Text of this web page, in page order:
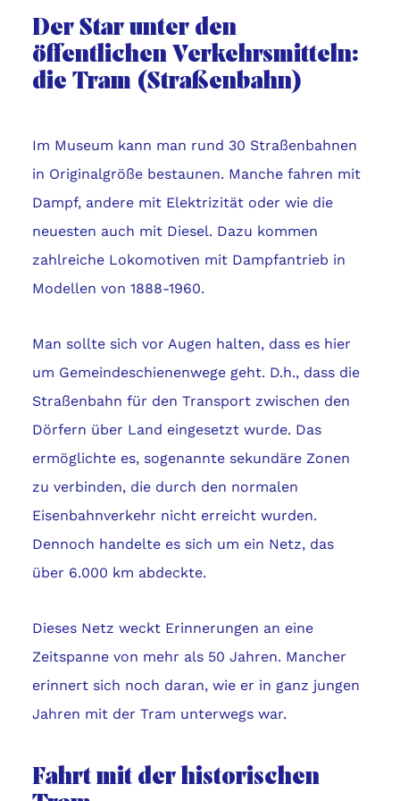
Der Star unter den
öffentlichen Verkehrsmitteln:
die Tram (Straßenbahn)
Im Museum kann man rund 30 Straßenbahnen
in Originalgröße bestaunen. Manche fahren mit
Dampf, andere mit Elektrizität oder wie die
neuesten auch mit Diesel. Dazu kommen
zahlreiche Lokomotiven mit Dampfantrieb in
Modellen von 1888-1960.
Man sollte sich vor Augen halten, dass es hier
um Gemeindeschienenwege geht. D.h., dass die
Straßenbahn für den Transport zwischen den
Dörfern über Land eingesetzt wurde. Das
ermöglichte es, sogenannte sekundäre Zonen
zu verbinden, die durch den normalen
Eisenbahnverkehr nicht erreicht wurden.
Dennoch handelte es sich um ein Netz, das
über 6.000 km abdeckte.
Dieses Netz weckt Erinnerungen an eine
Zeitspanne von mehr als 50 Jahren. Mancher
erinnert sich noch daran, wie er in ganz jungen
Jahren mit der Tram unterwegs war.
Fahrt mit der historischen